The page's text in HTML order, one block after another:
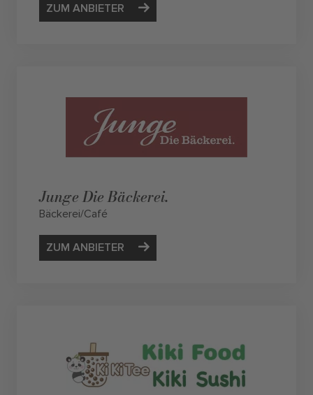
ZUM ANBIETER
Junge Die Bäckerei.
Bäckerei/Café
ZUM ANBIETER